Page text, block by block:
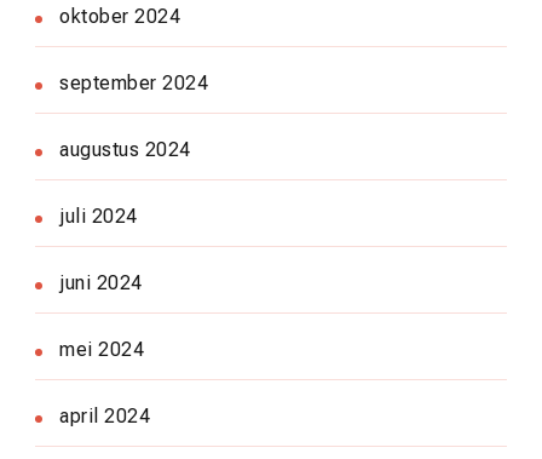
oktober 2024
september 2024
augustus 2024
juli 2024
juni 2024
mei 2024
april 2024